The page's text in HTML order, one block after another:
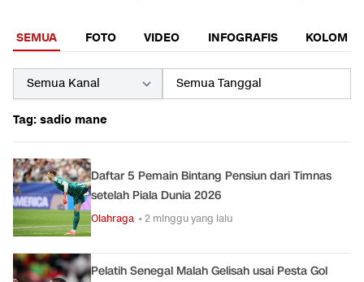
SEMUA FOTO VIDEO INFOGRAFIS KOLOM
Tag: sadio mane
Daftar 5 Pemain Bintang Pensiun dari Timnas
setelah Piala Dunia 2026
Olahraga • 2 minggu yang lalu
Pelatih Senegal Malah Gelisah usai Pesta Gol